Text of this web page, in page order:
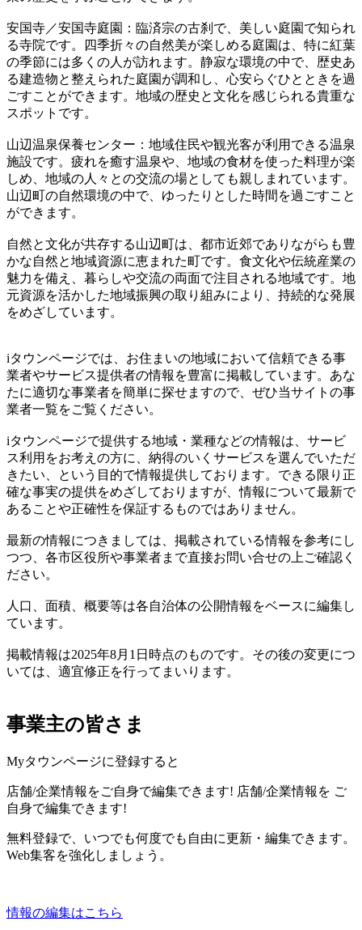
安国寺／安国寺庭園：臨済宗の古刹で、美しい庭園で知られ
る寺院です。四季折々の自然美が楽しめる庭園は、特に紅葉
の季節には多くの人が訪れます。静寂な環境の中で、歴史あ
る建造物と整えられた庭園が調和し、心安らぐひとときを過
ごすことができます。地域の歴史と文化を感じられる貴重な
スポットです。
山辺温泉保養センター：地域住民や観光客が利用できる温泉
施設です。疲れを癒す温泉や、地域の食材を使った料理が楽
しめ、地域の人々との交流の場としても親しまれています。
山辺町の自然環境の中で、ゆったりとした時間を過ごすこと
ができます。
自然と文化が共存する山辺町は、都市近郊でありながらも豊
かな自然と地域資源に恵まれた町です。食文化や伝統産業の
魅力を備え、暮らしや交流の両面で注目される地域です。地
元資源を活かした地域振興の取り組みにより、持続的な発展
をめざしています。
iタウンページでは、お住まいの地域において信頼できる事
業者やサービス提供者の情報を豊富に掲載しています。あな
たに適切な事業者を簡単に探せますので、ぜひ当サイトの事
業者一覧をご覧ください。
iタウンページで提供する地域・業種などの情報は、サービ
ス利用をお考えの方に、納得のいくサービスを選んでいただ
きたい、という目的で情報提供しております。できる限り正
確な事実の提供をめざしておりますが、情報について最新で
あることや正確性を保証するものではありません。
最新の情報につきましては、掲載されている情報を参考にし
つつ、各市区役所や事業者まで直接お問い合せの上ご確認く
ださい。
人口、面積、概要等は各自治体の公開情報をベースに編集し
ています。
掲載情報は2025年8月1日時点のものです。その後の変更につ
いては、適宜修正を行ってまいります。
事業主の皆さま
Myタウンページに登録すると
店舗/企業情報をご自身で編集できます! 店舗/企業情報を ご
自身で編集できます!
無料登録で、いつでも何度でも自由に更新・編集できます。
Web集客を強化しましょう。
情報の編集はこちら